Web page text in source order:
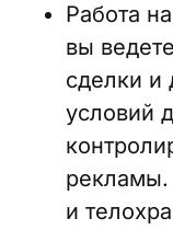
Работа
вы
сделки и
условий
и